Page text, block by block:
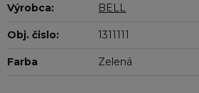
Výrobca: BELL
Obj. čislo: 1311111
Farba Zelená